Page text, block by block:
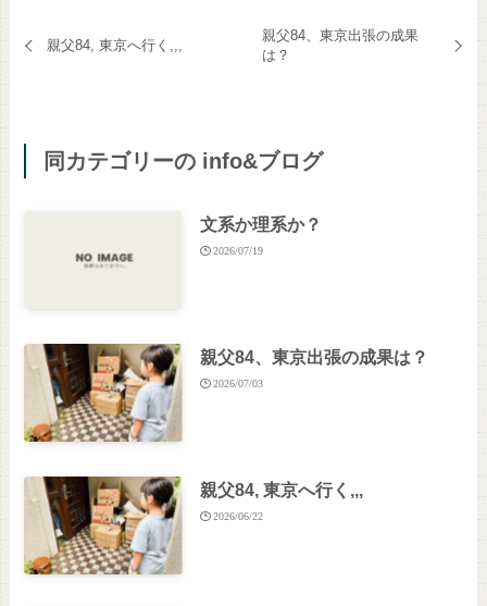
親父84, 東京へ行く,,,
親父84、東京出張の成果
は？
同カテゴリーの info&ブログ
文系か理系か？
2026/07/19
親父84、東京出張の成果は？
2026/07/03
親父84, 東京へ行く,,,
2026/06/22